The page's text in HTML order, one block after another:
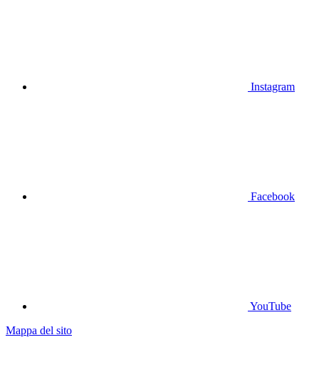
Instagram
Facebook
YouTube
Mappa del sito